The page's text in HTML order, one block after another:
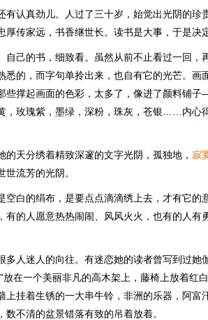
有认真劲儿。人过了三十岁，始觉出光阴的珍
传家远，书香继世长。读书是大事，于是决
自己的书，细致看。虽然从前不止看过一回，
悉的，而字句单拎出来，也自有它的光芒。画
些撑起画面的色彩，太多了，像进了颜料铺
，玫瑰紫，墨绿，深粉，珠灰，苍银……内心
天分绣着精致深邃的文字光阴，孤独地， 寂
流芳的光阴。
空白的绢布，是要点点滴滴绣上去，才有它的
有的人愿意热热闹闹、风风火火，也有的人有
多人迷人的向往。有迷恋她的读者曾写到过她
放在一个美丽非凡的高木架上，藤椅上放着红
上挂着生锈的一大串牛铃，非洲的乐器，阿富
不清的盆景错落有致的吊着放着。